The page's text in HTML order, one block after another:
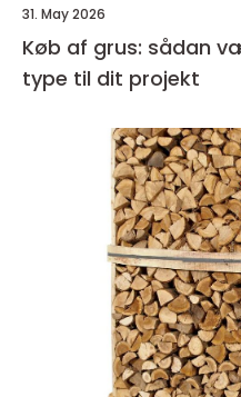
31. May 2026
Køb af grus: sådan
type til dit projekt